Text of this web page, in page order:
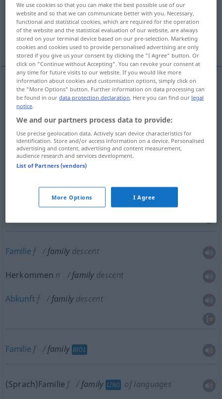
Familie, Herkommen, Abkunft Familie
SprachFamilie Schar
Familief family
Sippef family
Stammm familylineage
Familie f family descent
Herkommen n family descent
Abkunft f family descent
Familie f family BIOL
(Sprach)Familie f family LING of languages
We use cookies so that you can make the best possible use of our
website and so that we can communicate better with you. Necessary,
functional and statistical cookies, which are required for the operation
of the website and the statistical evaluation of our website, are always
stored on your terminal device based on our pre-selection. Marketing
cookies and cookies used to provide personalised advertising are only
stored if you give us your consent by clicking the "I Agree" button. Or
click on "Continue without Accepting". You can revoke your consent at
any time for future visits to our website. If you would like more
information about cookies and customisation options, simply click on
the "More Options" button. Further information on data processing can
be found in ourdata protection declaration. Here you can find our legal
notice.
We and our partners process data to provide:
Use precise geolocation data. Actively scan device characteristics for
identification. Store and/or access information on a device. Personalised
advertising and content, advertising and content measurement,
audience research and services development.
List of Partners (vendors)
More Options I Agree